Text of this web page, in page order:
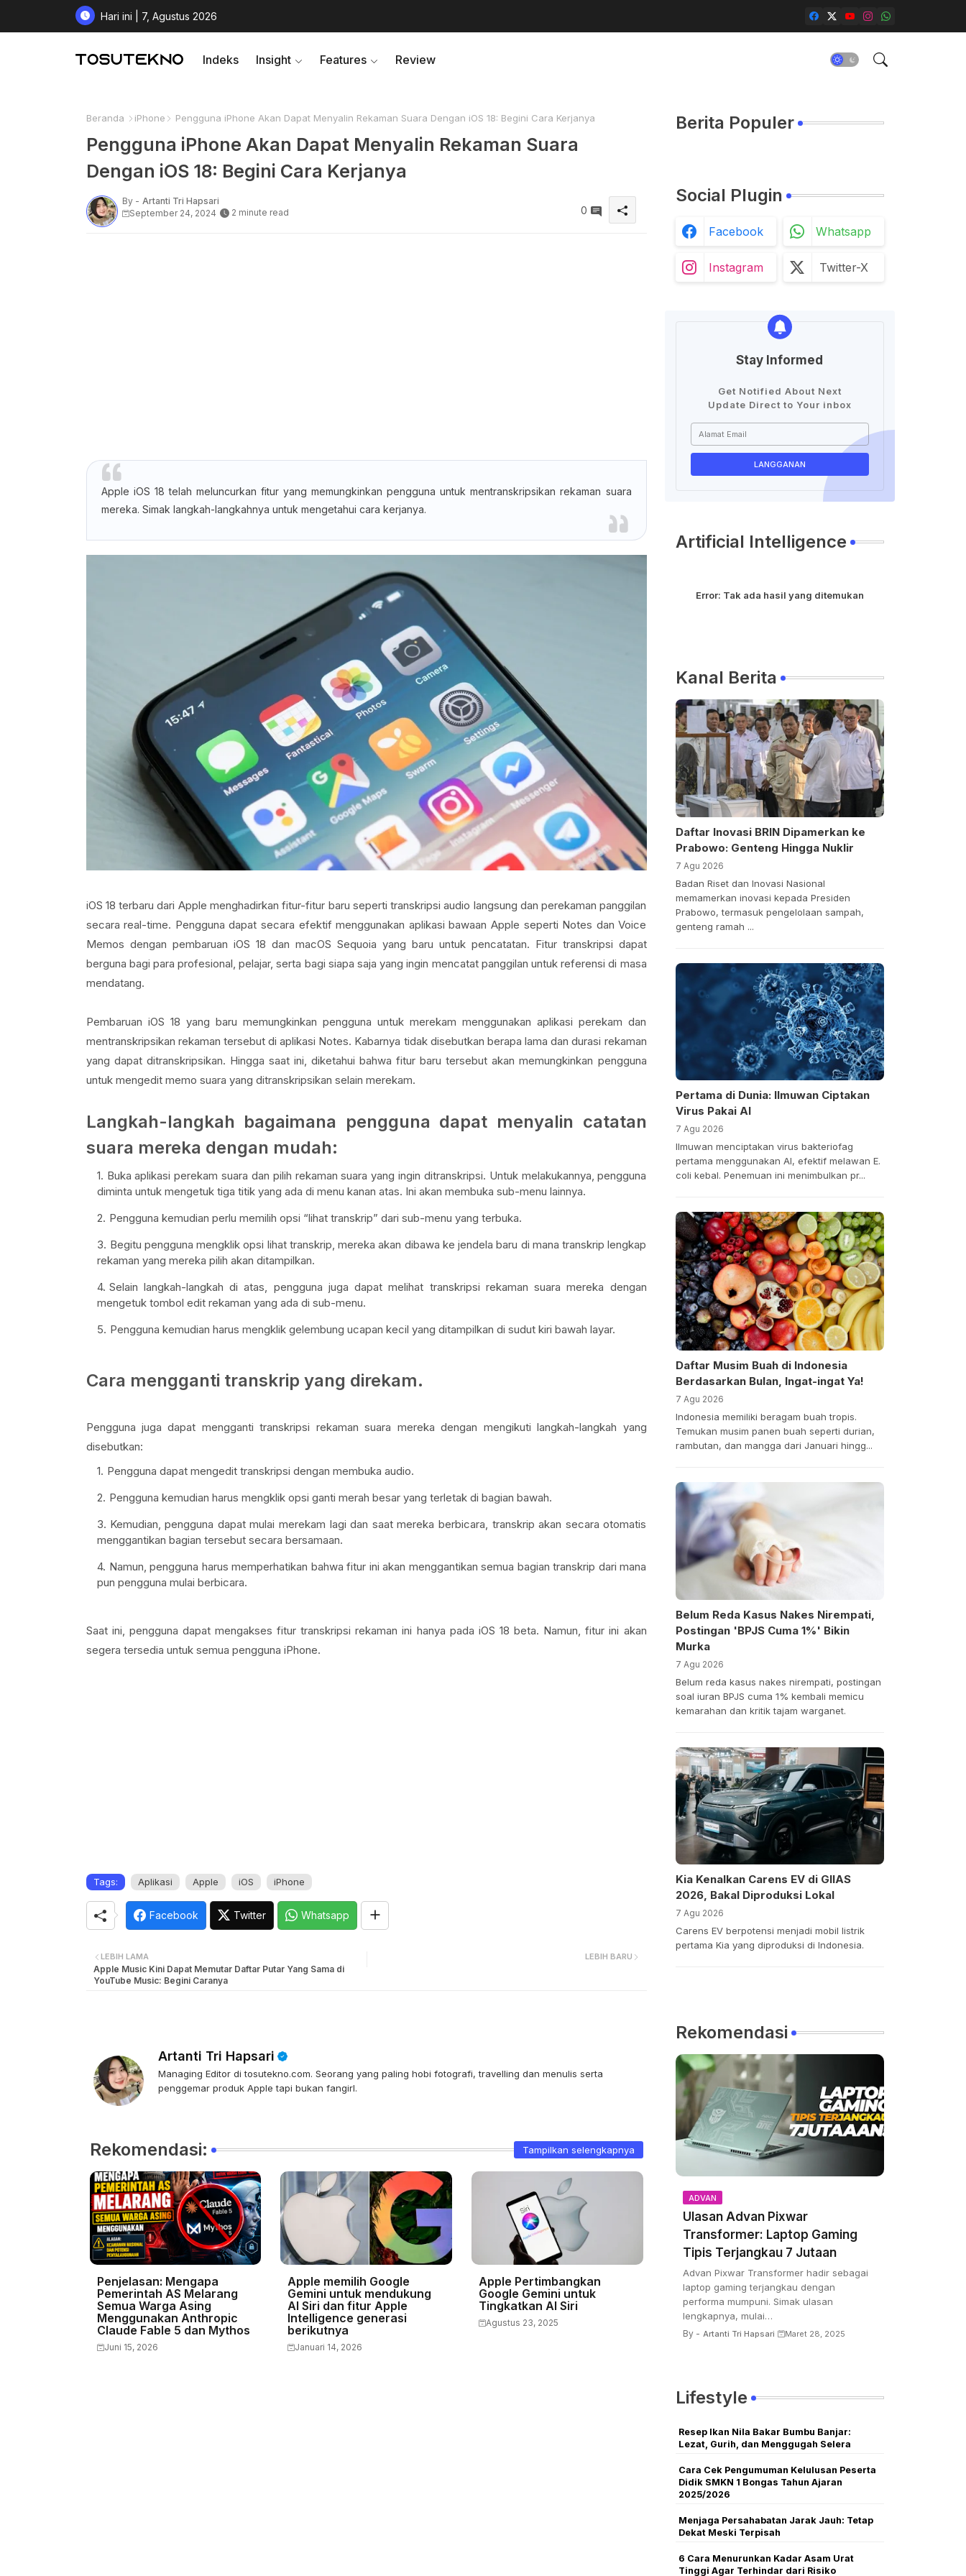
Hari ini | 7, Agustus 2026
Indeks Insight Features Review
Beranda iPhone Pengguna iPhone Akan Dapat Menyalin Rekaman Suara Dengan iOS 18: Begini Cara Kerjanya
Pengguna iPhone Akan Dapat Menyalin Rekaman Suara
Dengan iOS 18: Begini Cara Kerjanya
By - Artanti Tri Hapsari
September 24, 2024
2 minute read 0
Apple iOS 18 telah meluncurkan fitur yang memungkinkan pengguna untuk mentranskripsikan rekaman suara
mereka. Simak langkah-langkahnya untuk mengetahui cara kerjanya.
iOS 18 terbaru dari Apple menghadirkan fitur-fitur baru seperti transkripsi audio langsung dan perekaman panggilan
secara real-time. Pengguna dapat secara efektif menggunakan aplikasi bawaan Apple seperti Notes dan Voice
Memos dengan pembaruan iOS 18 dan macOS Sequoia yang baru untuk pencatatan. Fitur transkripsi dapat
berguna bagi para profesional, pelajar, serta bagi siapa saja yang ingin mencatat panggilan untuk referensi di masa
mendatang.
Pembaruan iOS 18 yang baru memungkinkan pengguna untuk merekam menggunakan aplikasi perekam dan
mentranskripsikan rekaman tersebut di aplikasi Notes. Kabarnya tidak disebutkan berapa lama dan durasi rekaman
yang dapat ditranskripsikan. Hingga saat ini, diketahui bahwa fitur baru tersebut akan memungkinkan pengguna
untuk mengedit memo suara yang ditranskripsikan selain merekam.
Langkah-langkah bagaimana pengguna dapat menyalin catatan
suara mereka dengan mudah:
Buka aplikasi perekam suara dan pilih rekaman suara yang ingin ditranskripsi. Untuk melakukannya, pengguna
diminta untuk mengetuk tiga titik yang ada di menu kanan atas. Ini akan membuka sub-menu lainnya.
Pengguna kemudian perlu memilih opsi “lihat transkrip” dari sub-menu yang terbuka.
Begitu pengguna mengklik opsi lihat transkrip, mereka akan dibawa ke jendela baru di mana transkrip lengkap
rekaman yang mereka pilih akan ditampilkan.
Selain langkah-langkah di atas, pengguna juga dapat melihat transkripsi rekaman suara mereka dengan
mengetuk tombol edit rekaman yang ada di sub-menu.
Pengguna kemudian harus mengklik gelembung ucapan kecil yang ditampilkan di sudut kiri bawah layar.
Cara mengganti transkrip yang direkam.
Pengguna juga dapat mengganti transkripsi rekaman suara mereka dengan mengikuti langkah-langkah yang
disebutkan:
Pengguna dapat mengedit transkripsi dengan membuka audio.
Pengguna kemudian harus mengklik opsi ganti merah besar yang terletak di bagian bawah.
Kemudian, pengguna dapat mulai merekam lagi dan saat mereka berbicara, transkrip akan secara otomatis
menggantikan bagian tersebut secara bersamaan.
Namun, pengguna harus memperhatikan bahwa fitur ini akan menggantikan semua bagian transkrip dari mana
pun pengguna mulai berbicara.
Saat ini, pengguna dapat mengakses fitur transkripsi rekaman ini hanya pada iOS 18 beta. Namun, fitur ini akan
segera tersedia untuk semua pengguna iPhone.
Tags: Aplikasi Apple iOS iPhone
Facebook Twitter Whatsapp
LEBIH BARU
LEBIH LAMA
Apple Music Kini Dapat Memutar Daftar Putar Yang Sama di
YouTube Music: Begini Caranya
Artanti Tri Hapsari
Managing Editor di tosutekno.com. Seorang yang paling hobi fotografi, travelling dan menulis serta
penggemar produk Apple tapi bukan fangirl.
Rekomendasi: Tampilkan selengkapnya
Penjelasan: Mengapa
Pemerintah AS Melarang
Semua Warga Asing
Menggunakan Anthropic
Claude Fable 5 dan Mythos
Juni 15, 2026
Apple memilih Google
Gemini untuk mendukung
AI Siri dan fitur Apple
Intelligence generasi
berikutnya
Januari 14, 2026
Apple Pertimbangkan
Google Gemini untuk
Tingkatkan AI Siri
Agustus 23, 2025
Berita Populer
Social Plugin
Facebook Whatsapp
Instagram Twitter-X
Stay Informed
Get Notified About Next
Update Direct to Your inbox
Artificial Intelligence
Error: Tak ada hasil yang ditemukan
Kanal Berita
Daftar Inovasi BRIN Dipamerkan ke
Prabowo: Genteng Hingga Nuklir
7 Agu 2026
Badan Riset dan Inovasi Nasional
memamerkan inovasi kepada Presiden
Prabowo, termasuk pengelolaan sampah,
genteng ramah ...
Pertama di Dunia: Ilmuwan Ciptakan
Virus Pakai AI
7 Agu 2026
Ilmuwan menciptakan virus bakteriofag
pertama menggunakan AI, efektif melawan E.
coli kebal. Penemuan ini menimbulkan pr...
Daftar Musim Buah di Indonesia
Berdasarkan Bulan, Ingat-ingat Ya!
7 Agu 2026
Indonesia memiliki beragam buah tropis.
Temukan musim panen buah seperti durian,
rambutan, dan mangga dari Januari hingg...
Belum Reda Kasus Nakes Nirempati,
Postingan 'BPJS Cuma 1%' Bikin
Murka
7 Agu 2026
Belum reda kasus nakes nirempati, postingan
soal iuran BPJS cuma 1% kembali memicu
kemarahan dan kritik tajam warganet.
Kia Kenalkan Carens EV di GIIAS
2026, Bakal Diproduksi Lokal
7 Agu 2026
Carens EV berpotensi menjadi mobil listrik
pertama Kia yang diproduksi di Indonesia.
Rekomendasi
ADVAN
Ulasan Advan Pixwar
Transformer: Laptop Gaming
Tipis Terjangkau 7 Jutaan
Advan Pixwar Transformer hadir sebagai
laptop gaming terjangkau dengan
performa mumpuni. Simak ulasan
lengkapnya, mulai…
By - Artanti Tri Hapsari Maret 28, 2025
Lifestyle
Resep Ikan Nila Bakar Bumbu Banjar:
Lezat, Gurih, dan Menggugah Selera
Cara Cek Pengumuman Kelulusan Peserta
Didik SMKN 1 Bongas Tahun Ajaran
2025/2026
Menjaga Persahabatan Jarak Jauh: Tetap
Dekat Meski Terpisah
6 Cara Menurunkan Kadar Asam Urat
Tinggi Agar Terhindar dari Risiko